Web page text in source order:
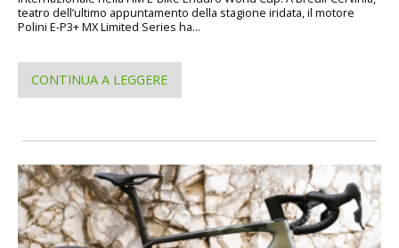
teatro dell’ultimo appuntamento della stagione iridata, il motore
Polini E-P3+ MX Limited Series ha...
CONTINUA A LEGGERE